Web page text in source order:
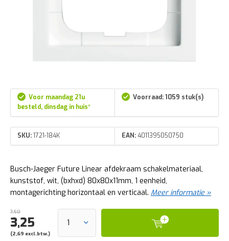
Voor maandag 21u
besteld, dinsdag in huis*
Voorraad: 1059 stuk(s)
SKU:1721-184K EAN:4011395050750
Busch-Jaeger Future Linear afdekraam schakelmateriaal,
kunststof, wit, (bxhxd) 80x80x11mm, 1 eenheid,
montagerichting horizontaal en verticaal. Meer informatie »
7,50
3,25
(2,69 excl.btw.)